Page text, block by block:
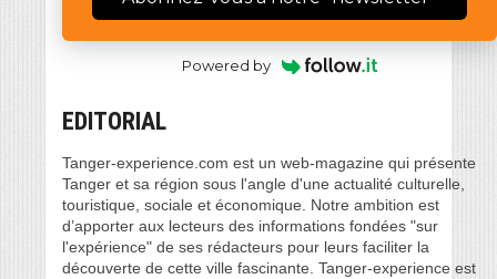
Powered by
EDITORIAL
Tanger-experience.com est un web-magazine qui présente
Tanger et sa région sous l'angle d'une actualité culturelle,
touristique, sociale et économique. Notre ambition est
d’apporter aux lecteurs des informations fondées "sur
l'expérience" de ses rédacteurs pour leurs faciliter la
découverte de cette ville fascinante. Tanger-experience est